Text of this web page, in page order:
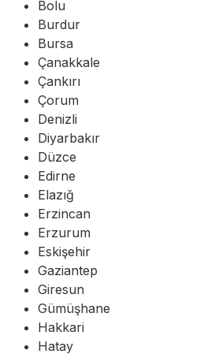
Bolu
Burdur
Bursa
Çanakkale
Çankırı
Çorum
Denizli
Diyarbakır
Düzce
Edirne
Elazığ
Erzincan
Erzurum
Eskişehir
Gaziantep
Giresun
Gümüşhane
Hakkari
Hatay